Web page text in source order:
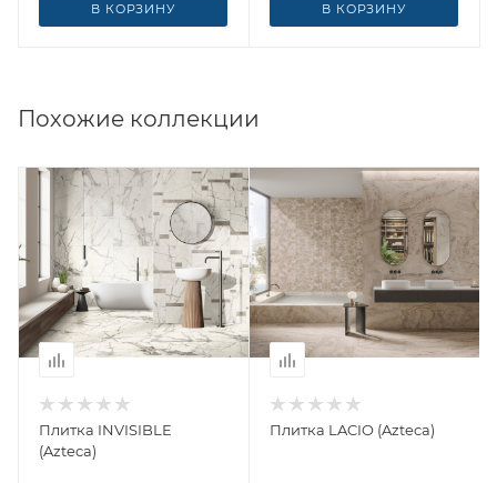
В КОРЗИНУ В КОРЗИНУ
Похожие коллекции
Плитка INVISIBLE
(Azteca)
Плитка LACIO (Azteca)